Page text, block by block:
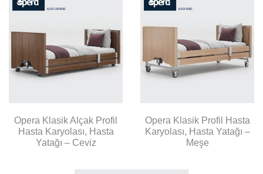
Opera Klasik Alçak Profil
Hasta Karyolası, Hasta
Yatağı – Ceviz
Opera Klasik Profil Hasta
Karyolası, Hasta Yatağı –
Meşe